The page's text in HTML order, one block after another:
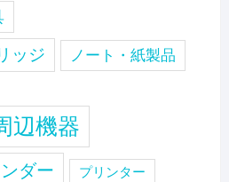
ッジ ノート・紙製品
辺機器
ダー プリンター